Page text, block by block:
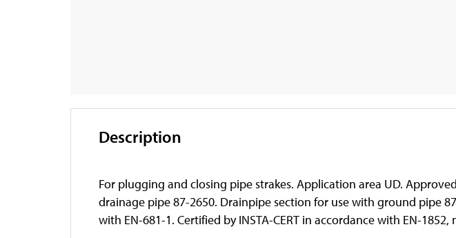
Description
For plugging and closing pipe strakes. Application area UD.
drainage pipe 87-2650. Drainpipe section for use with ground pipe
with EN-681-1. Certified by INSTA-CERT in accordance with EN-1852,